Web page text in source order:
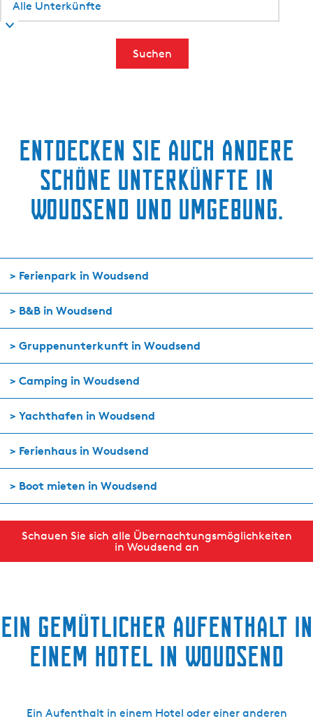
Suchen
Entdecken Sie auch andere
schöne Unterkünfte in
Woudsend und Umgebung.
> Ferienpark in Woudsend
> B&B in Woudsend
> Gruppenunterkunft in Woudsend
> Camping in Woudsend
> Yachthafen in Woudsend
> Ferienhaus in Woudsend
> Boot mieten in Woudsend
Schauen Sie sich alle Übernachtungsmöglichkeiten
in Woudsend an
Ein gemütlicher Aufenthalt in
einem Hotel in Woudsend
Ein Aufenthalt in einem Hotel oder einer anderen